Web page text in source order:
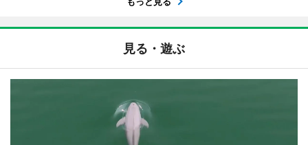
見る・遊ぶ